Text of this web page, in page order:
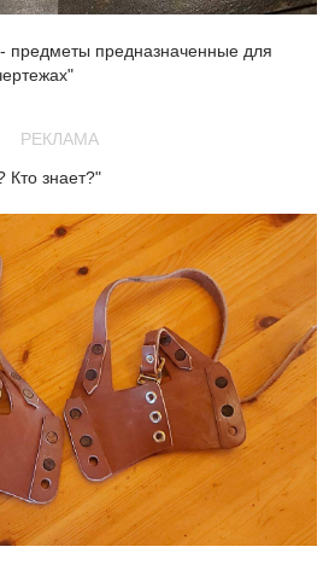
предметы предназначенные для
РЕКЛАМА
Кто знает?"